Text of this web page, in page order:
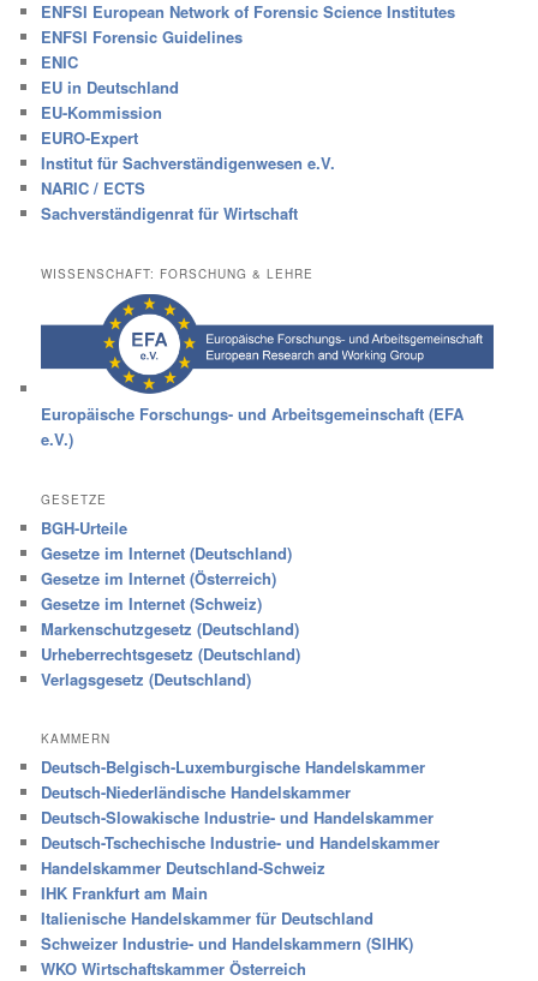
ENFSI European Network of Forensic Science Institutes
ENFSI Forensic Guidelines
ENIC
EU in Deutschland
EU-Kommission
EURO-Expert
Institut für Sachverständigenwesen e.V.
NARIC / ECTS
Sachverständigenrat für Wirtschaft
WISSENSCHAFT: FORSCHUNG & LEHRE
Europäische Forschungs- und Arbeitsgemeinschaft (EFA
e.V.)
GESETZE
BGH-Urteile
Gesetze im Internet (Deutschland)
Gesetze im Internet (Österreich)
Gesetze im Internet (Schweiz)
Markenschutzgesetz (Deutschland)
Urheberrechtsgesetz (Deutschland)
Verlagsgesetz (Deutschland)
KAMMERN
Deutsch-Belgisch-Luxemburgische Handelskammer
Deutsch-Niederländische Handelskammer
Deutsch-Slowakische Industrie- und Handelskammer
Deutsch-Tschechische Industrie- und Handelskammer
Handelskammer Deutschland-Schweiz
IHK Frankfurt am Main
Italienische Handelskammer für Deutschland
Schweizer Industrie- und Handelskammern (SIHK)
WKO Wirtschaftskammer Österreich